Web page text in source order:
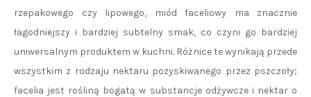
rzepakowego czy lipowego, miód faceliowy ma znacznie
łagodniejszy i bardziej subtelny smak, co czyni go bardziej
uniwersalnym produktem w kuchni. Różnice te wynikają przede
wszystkim z rodzaju nektaru pozyskiwanego przez pszczoły;
facelia jest rośliną bogatą w substancje odżywcze i nektar o